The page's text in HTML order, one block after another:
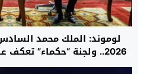
لوموند: الملك محمد
2026.. ولجنة “حكماء”
جديدة بين